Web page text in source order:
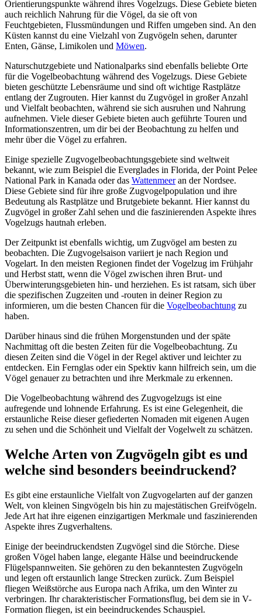
Orientierungspunkte während ihres Vogelzugs. Diese Gebiete bieten
auch reichlich Nahrung für die Vögel, da sie oft von
Feuchtgebieten, Flussmündungen und Riffen umgeben sind. An den
Küsten kannst du eine Vielzahl von Zugvögeln sehen, darunter
Enten, Gänse, Limikolen und Möwen.
Naturschutzgebiete und Nationalparks sind ebenfalls beliebte Orte
für die Vogelbeobachtung während des Vogelzugs. Diese Gebiete
bieten geschützte Lebensräume und sind oft wichtige Rastplätze
entlang der Zugrouten. Hier kannst du Zugvögel in großer Anzahl
und Vielfalt beobachten, während sie sich ausruhen und Nahrung
aufnehmen. Viele dieser Gebiete bieten auch geführte Touren und
Informationszentren, um dir bei der Beobachtung zu helfen und
mehr über die Vögel zu erfahren.
Einige spezielle Zugvogelbeobachtungsgebiete sind weltweit
bekannt, wie zum Beispiel die Everglades in Florida, der Point Pelee
National Park in Kanada oder das Wattenmeeran der Nordsee.
Diese Gebiete sind für ihre große Zugvogelpopulation und ihre
Bedeutung als Rastplätze und Brutgebiete bekannt. Hier kannst du
Zugvögel in großer Zahl sehen und die faszinierenden Aspekte ihres
Vogelzugs hautnah erleben.
Der Zeitpunkt ist ebenfalls wichtig, um Zugvögel am besten zu
beobachten. Die Zugvogelsaison variiert je nach Region und
Vogelart. In den meisten Regionen findet der Vogelzug im Frühjahr
und Herbst statt, wenn die Vögel zwischen ihren Brut- und
Überwinterungsgebieten hin- und herziehen. Es ist ratsam, sich über
die spezifischen Zugzeiten und -routen in deiner Region zu
informieren, um die besten Chancen für die Vogelbeobachtung zu
haben.
Darüber hinaus sind die frühen Morgenstunden und der späte
Nachmittag oft die besten Zeiten für die Vogelbeobachtung. Zu
diesen Zeiten sind die Vögel in der Regel aktiver und leichter zu
entdecken. Ein Fernglas oder ein Spektiv kann hilfreich sein, um die
Vögel genauer zu betrachten und ihre Merkmale zu erkennen.
Die Vogelbeobachtung während des Zugvogelzugs ist eine
aufregende und lohnende Erfahrung. Es ist eine Gelegenheit, die
erstaunliche Reise dieser gefiederten Nomaden mit eigenen Augen
zu sehen und die Schönheit und Vielfalt der Vogelwelt zu schätzen.
Welche Arten von Zugvögeln gibt es und
welche sind besonders beeindruckend?
Es gibt eine erstaunliche Vielfalt von Zugvogelarten auf der ganzen
Welt, von kleinen Singvögeln bis hin zu majestätischen Greifvögeln.
Jede Art hat ihre eigenen einzigartigen Merkmale und faszinierenden
Aspekte ihres Zugverhaltens.
Einige der beeindruckendsten Zugvögel sind die Störche. Diese
großen Vögel haben lange, elegante Hälse und beeindruckende
Flügelspannweiten. Sie gehören zu den bekanntesten Zugvögeln
und legen oft erstaunlich lange Strecken zurück. Zum Beispiel
fliegen Weißstörche aus Europa nach Afrika, um den Winter zu
verbringen. Ihr charakteristischer Formationsflug, bei dem sie in V-
Formation fliegen, ist ein beeindruckendes Schauspiel.